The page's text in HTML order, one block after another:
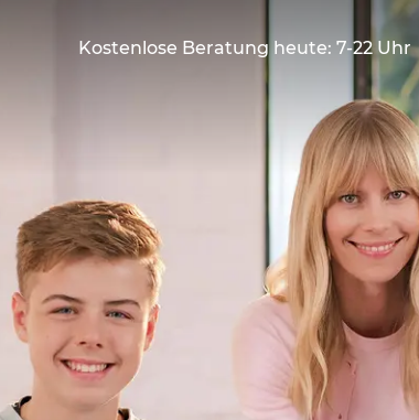
Kostenlose Beratung heute: 7-22 Uhr